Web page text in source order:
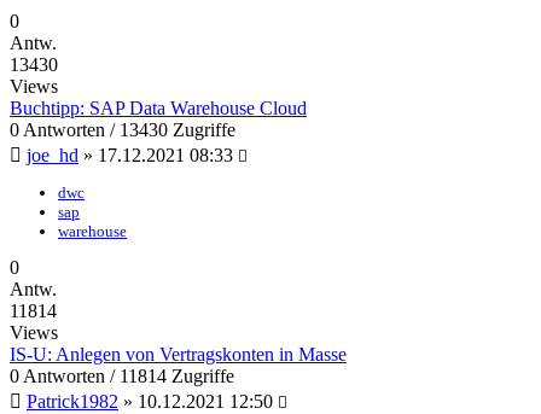
0
Antw.
13430
Views
Buchtipp: SAP Data Warehouse Cloud
0 Antworten / 13430 Zugriffe
joe_hd » 17.12.2021 08:33
dwc
sap
warehouse
0
Antw.
11814
Views
IS-U: Anlegen von Vertragskonten in Masse
0 Antworten / 11814 Zugriffe
Patrick1982 » 10.12.2021 12:50